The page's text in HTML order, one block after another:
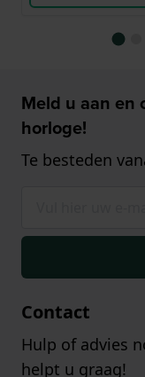
Meld u aan en
horloge!
Te besteden
Contact
Hulp of advies
helpt u graag!